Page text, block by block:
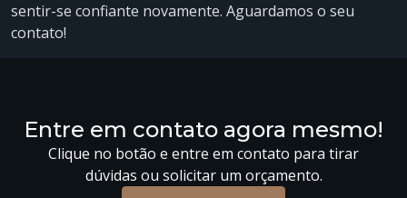
sentir-se confiante novamente. Aguardamos o seu
contato!
Entre em contato agora mesmo!
Clique no botão e entre em contato para tirar
dúvidas ou solicitar um orçamento.